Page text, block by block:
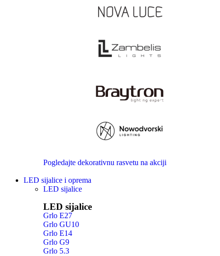
Pogledajte dekorativnu rasvetu na akciji
LED sijalice i oprema
LED sijalice
LED sijalice
Grlo E27
Grlo GU10
Grlo E14
Grlo G9
Grlo 5.3